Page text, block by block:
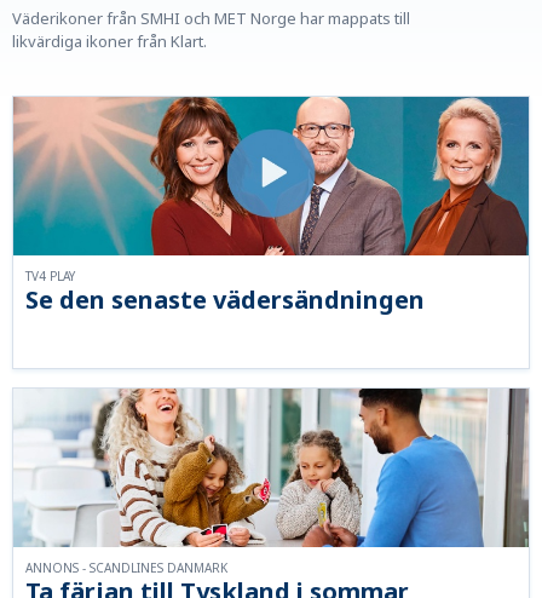
Väderikoner från SMHI och MET Norge har mappats till
likvärdiga ikoner från Klart.
Se den senaste vädersändningen
TV4 PLAY
ANNONS - SCANDLINES DANMARK